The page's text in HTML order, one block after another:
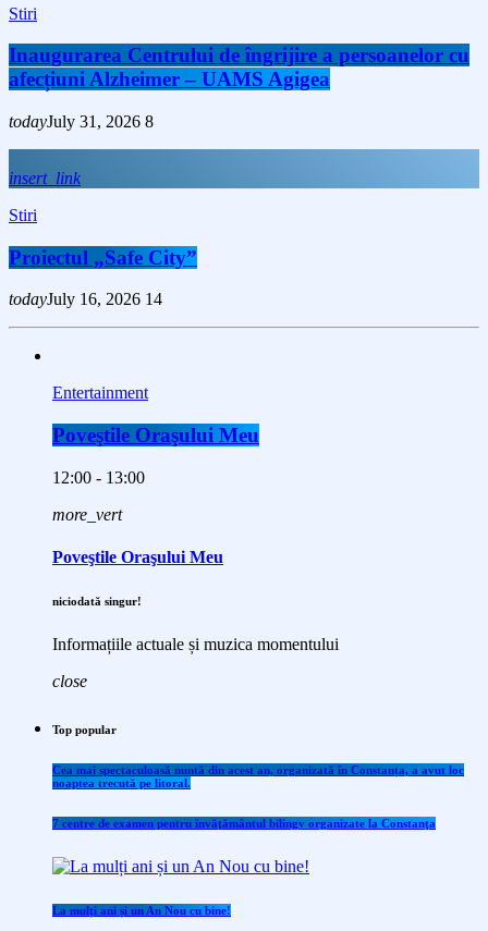
Stiri
Inaugurarea Centrului de îngrijire a persoanelor cu
afecțiuni Alzheimer – UAMS Agigea
todayJuly 31, 2026 8
insert_link
Stiri
Proiectul „Safe City”
todayJuly 16, 2026 14
Entertainment
Poveştile Oraşului Meu
12:00 - 13:00
more_vert
Poveştile Oraşului Meu
niciodată singur!
Informațiile actuale și muzica momentului
close
Top popular
Cea mai spectaculoasă nuntă din acest an, organizată în Constanța, a avut loc
noaptea trecută pe litoral.
7 centre de examen pentru învăţământul bilingv organizate la Constanţa
La mulți ani și un An Nou cu bine!